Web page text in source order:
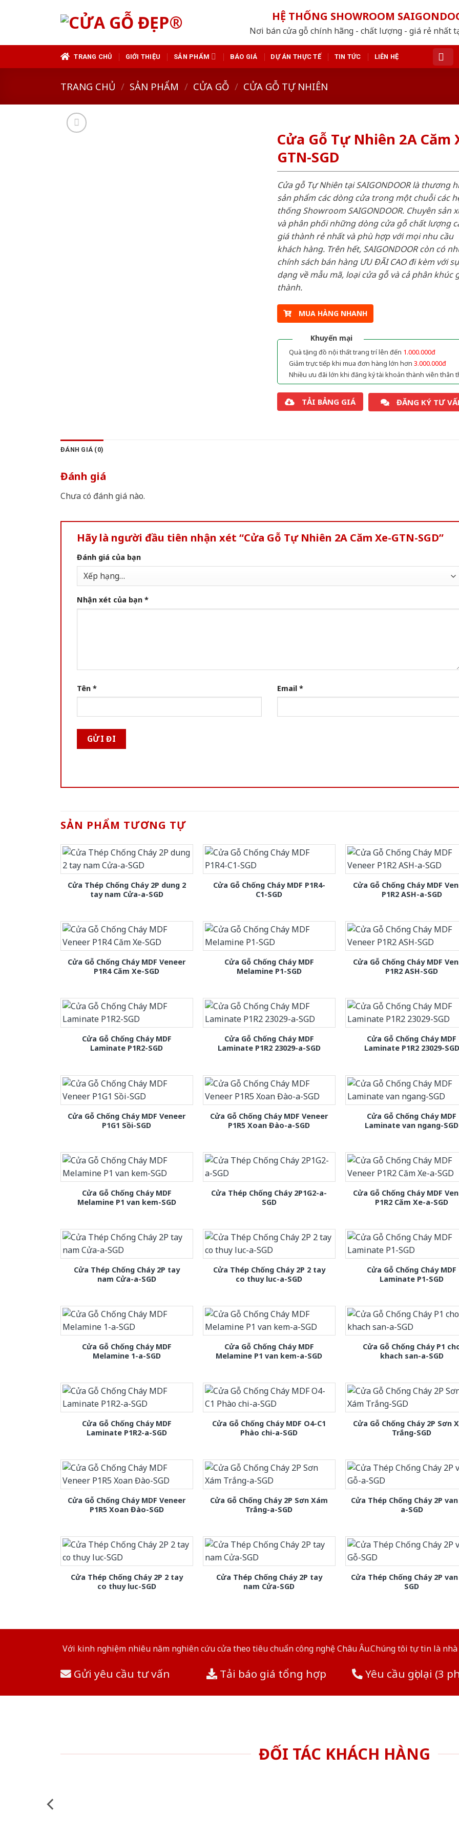
HỆ THỐNG SHOWROOM
Nơi bán cửa gỗ chính hãng - chất lượng - giá rẻ nhất
TRANG CHỦ GIỚI THIỆU SẢN PHẨM BÁO GIÁ DỰ ÁN THỰC TẾ TIN TỨC LIÊN HỆ
TRANG CHỦ / SẢN PHẨM / CỬA GỖ / CỬA GỖ TỰ NHIÊN
Cửa Gỗ Tự Nhiên 2A Căm
GTN-SGD
Cửa gỗ Tự Nhiên tại SAIGONDOOR là thương
sản phẩm các dòng cửa trong một chuỗi các
thống Showroom SAIGONDOOR. Chuyên sản
và phân phối những dòng cửa gỗ chất lượng
giá thành rẻ nhất và phù hợp với mọi nhu cầu
khách hàng. Trên hết, SAIGONDOOR còn có
chính sách bán hàng ƯU ĐÃI CAO đi kèm với
dạng về mẫu mã, loại cửa gỗ và cả phân khúc
thành.
MUA HÀNG NHANH
Khuyến mại
Quà tặng đồ nội thất trang trí lên đến 1.000.000đ
Giảm trực tiếp khi mua đơn hàng lớn hơn 3.000.000đ
Nhiều ưu đãi lớn khi đăng ký tài khoản thành viên thân
TẢI BẢNG GIÁ ĐĂNG KÝ TƯ
ĐÁNH GIÁ (0)
Đánh giá
Chưa có đánh giá nào.
Hãy là người đầu tiên nhận xét “Cửa Gỗ Tự Nhiên 2A Căm Xe-GTN-SGD”
Đánh giá của bạn
Nhận xét của bạn *
Tên * Email *
SẢN PHẨM TƯƠNG TỰ
Cửa Thép Chống Cháy 2P dung 2
tay nam Cửa-a-SGD
Cửa Gỗ Chống Cháy MDF P1R4-
C1-SGD
Cửa Gỗ Chống Cháy MDF
P1R2 ASH-a-SGD
Cửa Gỗ Chống Cháy MDF Veneer
P1R4 Căm Xe-SGD
Cửa Gỗ Chống Cháy MDF
Melamine P1-SGD
Cửa Gỗ Chống Cháy MDF
P1R2 ASH-SGD
Cửa Gỗ Chống Cháy MDF
Laminate P1R2-SGD
Cửa Gỗ Chống Cháy MDF
Laminate P1R2 23029-a-SGD
Cửa Gỗ Chống Cháy MDF
Laminate P1R2 23029-SGD
Cửa Gỗ Chống Cháy MDF Veneer
P1G1 Sồi-SGD
Cửa Gỗ Chống Cháy MDF Veneer
P1R5 Xoan Đào-a-SGD
Cửa Gỗ Chống Cháy MDF
Laminate van ngang-SGD
Cửa Gỗ Chống Cháy MDF
Melamine P1 van kem-SGD
Cửa Thép Chống Cháy 2P1G2-a-
SGD
Cửa Gỗ Chống Cháy MDF
P1R2 Căm Xe-a-SGD
Cửa Thép Chống Cháy 2P tay
nam Cửa-a-SGD
Cửa Thép Chống Cháy 2P 2 tay
co thuy luc-a-SGD
Cửa Gỗ Chống Cháy MDF
Laminate P1-SGD
Cửa Gỗ Chống Cháy MDF
Melamine 1-a-SGD
Cửa Gỗ Chống Cháy MDF
Melamine P1 van kem-a-SGD
Cửa Gỗ Chống Cháy P1
khach san-a-SGD
Cửa Gỗ Chống Cháy MDF
Laminate P1R2-a-SGD
Cửa Gỗ Chống Cháy MDF O4-C1
Phào chi-a-SGD
Cửa Gỗ Chống Cháy 2P Sơn
Trắng-SGD
Cửa Gỗ Chống Cháy MDF Veneer
P1R5 Xoan Đào-SGD
Cửa Gỗ Chống Cháy 2P Sơn Xám
Trắng-a-SGD
Cửa Thép Chống Cháy 2P
a-SGD
Cửa Thép Chống Cháy 2P 2 tay
co thuy luc-SGD
Cửa Thép Chống Cháy 2P tay
nam Cửa-SGD
Cửa Thép Chống Cháy 2P
SGD
Với kinh nghiệm nhiêu năm nghiên cứu cửa theo tiêu chuẩn công nghệ Châu Âu.Chúng tôi tự tin là
Gửi yêu cầu tư vấn Tải báo giá tổng hợp Yêu cầu gọi lại (3
ĐỐI TÁC KHÁCH HÀNG